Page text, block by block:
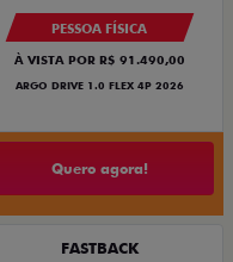
PESSOA FÍSICA
À VISTA POR R$ 91.490,00
ARGO DRIVE 1.0 FLEX 4P 2026
Quero agora!
FASTBACK